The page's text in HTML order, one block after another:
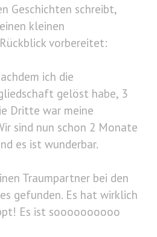
Geschichten schreibt,
kleinen
vorbereitet:
ich die
gelöst habe, 3
Dritte war meine
sind nun schon 2 Monate
es ist wunderbar.
Traumpartner bei den
gefunden. Es hat wirklich
Es ist soooooooooo